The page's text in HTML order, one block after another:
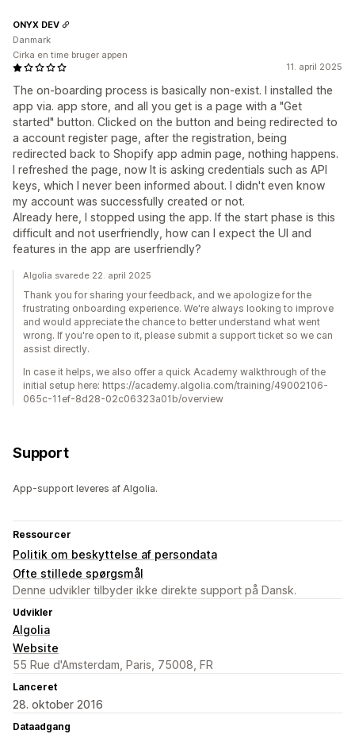
11. april 2025
The on-boarding process is basically non-exist. I installed the
app via. app store, and all you get is a page with a "Get
started" button. Clicked on the button and being redirected to
a account register page, after the registration, being
redirected back to Shopify app admin page, nothing happens.
I refreshed the page, now It is asking credentials such as API
keys, which I never been informed about. I didn't even know
my account was successfully created or not.
Already here, I stopped using the app. If the start phase is this
difficult and not userfriendly, how can I expect the UI and
features in the app are userfriendly?
ONYX DEV
Danmark
Cirka en time bruger appen
Algolia svarede 22. april 2025
Thank you for sharing your feedback, and we apologize for the
frustrating onboarding experience. We're always looking to improve
and would appreciate the chance to better understand what went
wrong. If you're open to it, please submit a support ticket so we can
assist directly.
In case it helps, we also offer a quick Academy walkthrough of the
initial setup here: https://academy.algolia.com/training/49002106-
065c-11ef-8d28-02c06323a01b/overview
Support
App-support leveres af Algolia.
Ressourcer
Politik om beskyttelse af persondata
Ofte stillede spørgsmål
Denne udvikler tilbyder ikke direkte support på Dansk.
Udvikler
Algolia
Website
55 Rue d'Amsterdam, Paris, 75008, FR
Lanceret
28. oktober 2016
Dataadgang